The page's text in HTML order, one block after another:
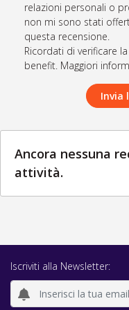
relazioni personali o
non mi sono stati
questa recensione.
Ricordati di verificare
benefit. Maggiori
Invia
Ancora nessuna
attività.
Iscriviti alla Newsletter: